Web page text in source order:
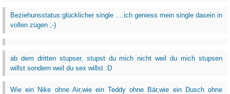
Beziehunsstatus:glücklicher single ....ich geniess mein single dasein in
vollen zügen ;-)
ab dem dritten stupser, stupst du mich nicht weil du mich stupsen
willst sondern weil du sex willst :D
Wie ein Nike ohne Air,wie ein Teddy ohne Bär,wie ein Dusch ohne